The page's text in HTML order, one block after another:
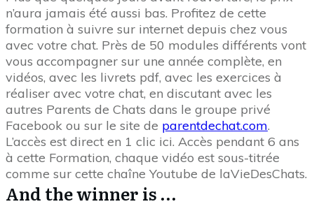
n’aura jamais été aussi bas. Profitez de cette
formation à suivre sur internet depuis chez vous
avec votre chat. Près de 50 modules différents vont
vous accompagner sur une année complète, en
vidéos, avec les livrets pdf, avec les exercices à
réaliser avec votre chat, en discutant avec les
autres Parents de Chats dans le groupe privé
Facebook ou sur le site de parentdechat.com.
L’accès est direct en 1 clic ici. Accès pendant 6 ans
à cette Formation, chaque vidéo est sous-titrée
comme sur cette chaîne Youtube de laVieDesChats.
And the winner is …